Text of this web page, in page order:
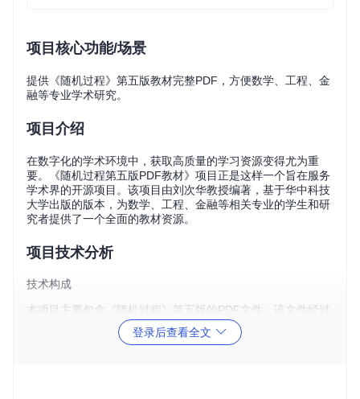
项目核心功能/场景
提供《随机过程》第五版教材完整PDF，方便数学、工程、金
融等专业学术研究。
项目介绍
在数字化的学术环境中，获取高质量的学习资源变得尤为重
要。《随机过程第五版PDF教材》项目正是这样一个旨在服务
学术界的开源项目。该项目由刘次华教授编著，基于华中科技
大学出版的版本，为数学、工程、金融等相关专业的学生和研
究者提供了一个全面的教材资源。
项目技术分析
技术构成
本项目主要包含《随机过程》第五版的PDF文件，该文件经过
专业的编辑和排版，保证了内容的准确性和可读性。以下是该
登录后查看全文